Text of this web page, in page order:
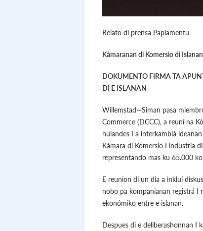
Relato di prensa Papiamentu
Kámaranan di Komersio di
DOKUMENTO FIRMA TA
DI E ISLANAN
Willemstad—Siman pasa
Commerce (DCCC), a reuní na
hulandes I a interkambiá
Kámara di Komersio I industria
representando mas ku 65.000
E reunion di un dia a inkluí
nobo pa kompanianan registrá I
ekonómiko entre e islanan.
Despues di e deliberashonnan I